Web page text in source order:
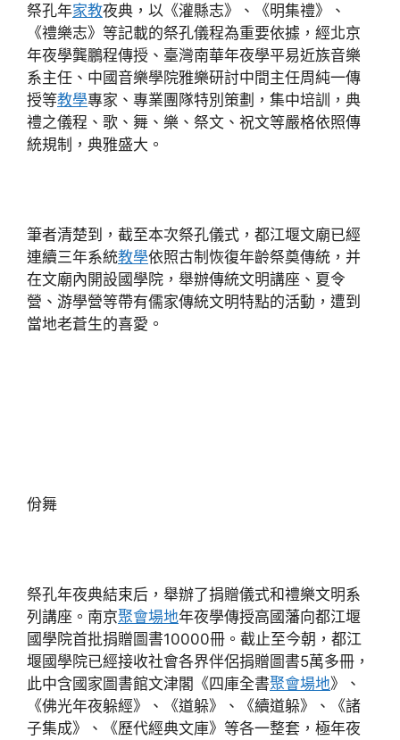
祭孔年家教夜典，以《灌縣志》、《明集禮》、
《禮樂志》等記載的祭孔儀程為重要依據，經北京
年夜學龔鵬程傳授、臺灣南華年夜學平易近族音樂
系主任、中國音樂學院雅樂研討中間主任周純一傳
授等教學專家、專業團隊特別策劃，集中培訓，典
禮之儀程、歌、舞、樂、祭文、祝文等嚴格依照傳
統規制，典雅盛大。
筆者清楚到，截至本次祭孔儀式，都江堰文廟已經
連續三年系統教學依照古制恢復年齡祭奠傳統，并
在文廟內開設國學院，舉辦傳統文明講座、夏令
營、游學營等帶有儒家傳統文明特點的活動，遭到
當地老蒼生的喜愛。
佾舞
祭孔年夜典結束后，舉辦了捐贈儀式和禮樂文明系
列講座。南京聚會場地年夜學傳授高國藩向都江堰
國學院首批捐贈圖書10000冊。截止至今朝，都江
堰國學院已經接收社會各界伴侶捐贈圖書5萬多冊，
此中含國家圖書館文津閣《四庫全書聚會場地》、
《佛光年夜躲經》、《道躲》、《續道躲》、《諸
子集成》、《歷代經典文庫》等各一整套，極年夜